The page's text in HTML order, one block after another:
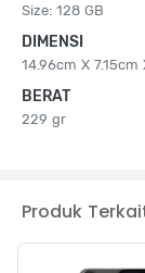
Size: 128 GB
DIMENSI
14.96cm X 7.15cm
BERAT
229 gr
Produk